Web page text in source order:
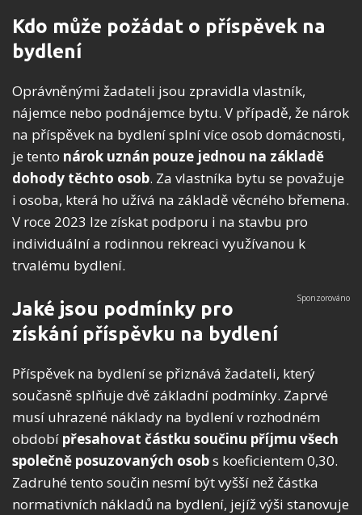
Kdo může požádat o příspěvek na
bydlení
Oprávněnými žadateli jsou zpravidla vlastník,
nájemce nebo podnájemce bytu. V případě, že nárok
na příspěvek na bydlení splní více osob domácnosti,
je tento nárok uznán pouze jednou na základě
dohody těchto osob. Za vlastníka bytu se považuje
i osoba, která ho užívá na základě věcného břemena.
V roce 2023 lze získat podporu i na stavbu pro
individuální a rodinnou rekreaci využívanou k
trvalému bydlení.
Jaké jsou podmínky pro
získání příspěvku na bydlení
Příspěvek na bydlení se přiznává žadateli, který
současně splňuje dvě základní podmínky. Zaprvé
musí uhrazené náklady na bydlení v rozhodném
období přesahovat částku součinu příjmu všech
společně posuzovaných osobs koeficientem 0,30.
Zadruhé tento součin nesmí být vyšší než částka
normativních nákladů na bydlení, jejíž výši stanovuje